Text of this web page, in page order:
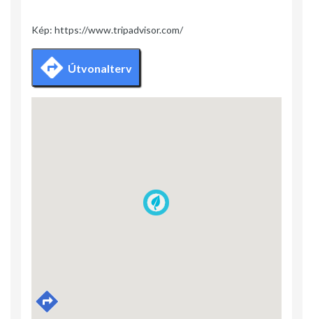
Kép: https://www.tripadvisor.com/
Útvonalterv